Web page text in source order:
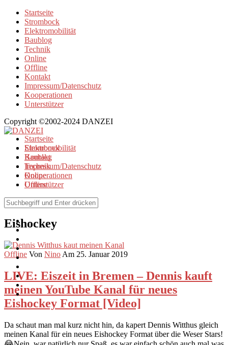
Startseite
Strombock
Elektromobilität
Baublog
Technik
Online
Offline
Kontakt
Impressum/Datenschutz
Kooperationen
Unterstützer
Copyright ©2002-2024 DANZEI
Startseite
Strombock
Kontakt
Impressum/Datenschutz
Kooperationen
Unterstützer
Elektromobilität
Baublog
Technik
Online
Offline
Browse Tag
Eishockey
Offline Von Nino Am 25. Januar 2019
LIVE: Eiszeit in Bremen – Dennis kauft
meinen YouTube Kanal für neues
Eishockey Format [Video]
Da schaut man mal kurz nicht hin, da kapert Dennis Witthus gleich
meinen Kanal für ein neues Eishockey Format über die Weser Stars!